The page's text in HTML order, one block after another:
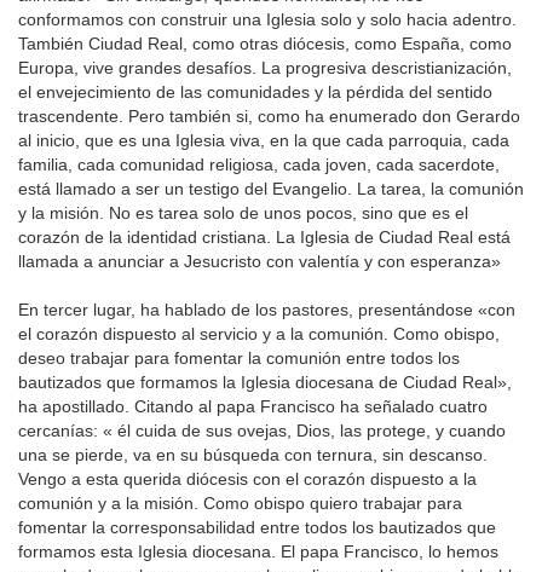
conformamos con construir una Iglesia solo y solo hacia adentro.
También Ciudad Real, como otras diócesis, como España, como
Europa, vive grandes desafíos. La progresiva descristianización,
el envejecimiento de las comunidades y la pérdida del sentido
trascendente. Pero también si, como ha enumerado don Gerardo
al inicio, que es una Iglesia viva, en la que cada parroquia, cada
familia, cada comunidad religiosa, cada joven, cada sacerdote,
está llamado a ser un testigo del Evangelio. La tarea, la comunión
y la misión. No es tarea solo de unos pocos, sino que es el
corazón de la identidad cristiana. La Iglesia de Ciudad Real está
llamada a anunciar a Jesucristo con valentía y con esperanza»
En tercer lugar, ha hablado de los pastores, presentándose «con
el corazón dispuesto al servicio y a la comunión. Como obispo,
deseo trabajar para fomentar la comunión entre todos los
bautizados que formamos la Iglesia diocesana de Ciudad Real»,
ha apostillado. Citando al papa Francisco ha señalado cuatro
cercanías: « él cuida de sus ovejas, Dios, las protege, y cuando
una se pierde, va en su búsqueda con ternura, sin descanso.
Vengo a esta querida diócesis con el corazón dispuesto a la
comunión y a la misión. Como obispo quiero trabajar para
fomentar la corresponsabilidad entre todos los bautizados que
formamos esta Iglesia diocesana. El papa Francisco, lo hemos